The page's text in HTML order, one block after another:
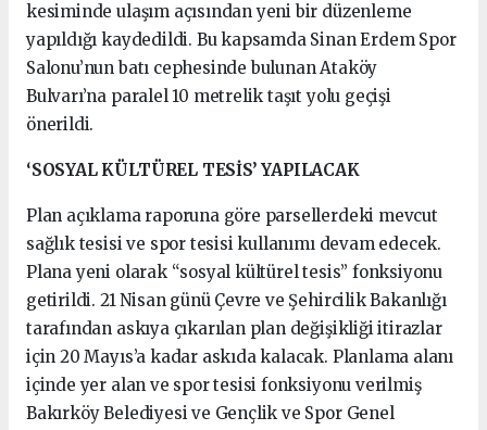
kesiminde ulaşım açısından yeni bir düzenleme
yapıldığı kaydedildi. Bu kapsamda Sinan Erdem Spor
Salonu’nun batı cephesinde bulunan Ataköy
Bulvarı’na paralel 10 metrelik taşıt yolu geçişi
önerildi.
‘SOSYAL KÜLTÜREL TESİS’ YAPILACAK
Plan açıklama raporuna göre parsellerdeki mevcut
sağlık tesisi ve spor tesisi kullanımı devam edecek.
Plana yeni olarak “sosyal kültürel tesis” fonksiyonu
getirildi. 21 Nisan günü Çevre ve Şehircilik Bakanlığı
tarafından askıya çıkarılan plan değişikliği itirazlar
için 20 Mayıs’a kadar askıda kalacak. Planlama alanı
içinde yer alan ve spor tesisi fonksiyonu verilmiş
Bakırköy Belediyesi ve Gençlik ve Spor Genel